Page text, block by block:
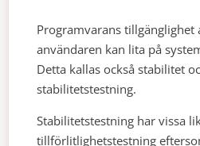
Programvarans tillgänglighet
användaren kan lita på
Detta kallas också stabilitet
stabilitetstestning.
Stabilitetstestning har vissa
tillförlitlighetstestning